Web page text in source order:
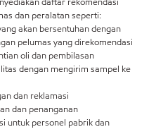
dan peralatan seperti:
akan bersentuhan dengan
pelumas yang direkomendasi
oli dan pembilasan
dengan mengirim sampel ke
dan reklamasi
dan penanganan
untuk personel pabrik dan